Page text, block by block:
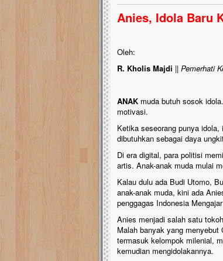
Anies, Idola Baru
Oleh:
R. Kholis Majdi || Pemerhati
ANAK muda butuh sosok
motivasi.
Ketika seseorang punya
dibutuhkan sebagai daya
Di era digital, para politisi
artis. Anak-anak muda mulai
Kalau dulu ada Budi Utomo,
anak-anak muda, kini ada
penggagas Indonesia
Anies menjadi salah satu
Malah banyak yang
termasuk kelompok milenial,
kemudian mengidolakannya.